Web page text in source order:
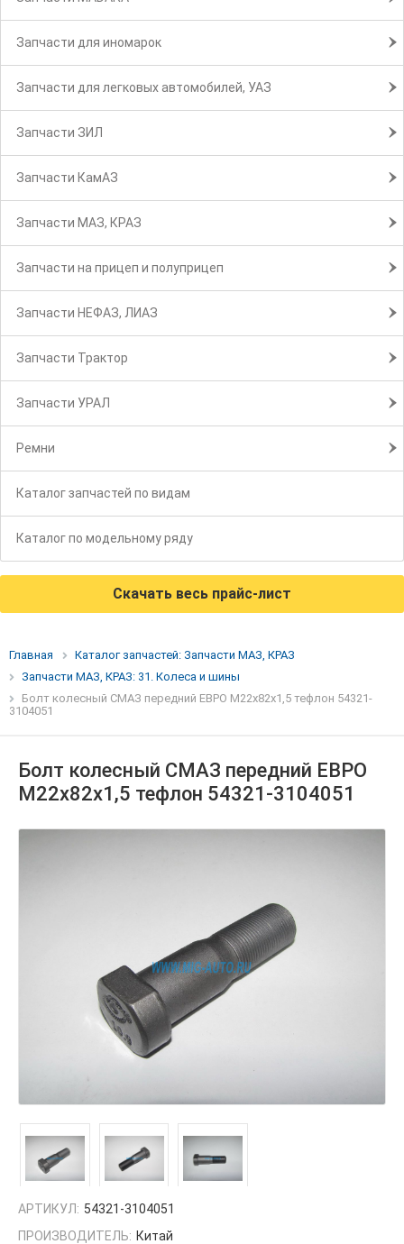
Запчасти для иномарок
Запчасти для легковых автомобилей, УАЗ
Запчасти ЗИЛ
Запчасти КамАЗ
Запчасти МАЗ, КРАЗ
Запчасти на прицеп и полуприцеп
Запчасти НЕФАЗ, ЛИАЗ
Запчасти Трактор
Запчасти УРАЛ
Ремни
Каталог запчастей по видам
Каталог по модельному ряду
Скачать весь прайс-лист
Главная
Каталог запчастей: Запчасти МАЗ, КРАЗ
Запчасти МАЗ, КРАЗ: 31. Колеса и шины
Болт колесный СМАЗ передний ЕВРО М22х82х1,5 тефлон 54321-
3104051
Болт колесный СМАЗ передний ЕВРО
М22х82х1,5 тефлон 54321-3104051
АРТИКУЛ: 54321-3104051
ПРОИЗВОДИТЕЛЬ: Китай